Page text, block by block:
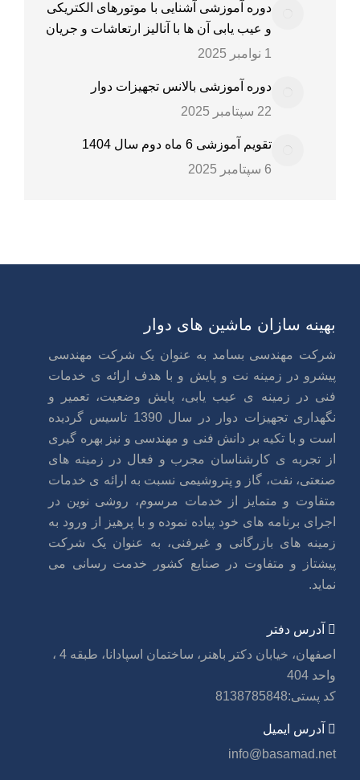
دوره آموزشی آشنایی با موتورهای الکتریکی
و عیب یابی آن ها با آنالیز ارتعاشات و جریان
1 نوامبر 2025
دوره آموزشی بالانس تجهیزات دوار
22 سپتامبر 2025
تقویم آموزشی 6 ماه دوم سال 1404
6 سپتامبر 2025
بهینه سازان ماشین های دوار
شرکت مهندسی بسامد به عنوان یک شرکت مهندسی
پیشرو در زمینه نت و پایش و با هدف ارائه ی خدمات
فنی در زمینه ی عیب یابی، پایش وضعیت، تعمیر و
نگهداری تجهیزات دوار در سال 1390 تاسیس گردیده
است و با تکیه بر دانش فنی و مهندسی و نیز بهره گیری
از تجربه ی کارشناسان مجرب و فعال در زمینه های
صنعتی، نفت، گاز و پتروشیمی نسبت به ارائه ی خدمات
متفاوت و متمایز از خدمات مرسوم، روشی نوین در
اجرای برنامه های خود پیاده نموده و با پرهیز از ورود به
زمینه های بازرگانی و غیرفنی، به عنوان یک شرکت
پیشتاز و متفاوت در صنایع کشور خدمت رسانی می
نماید.
آدرس دفتر
اصفهان، خیابان دکتر باهنر، ساختمان اسپادانا، طبقه 4 ،
واحد 404
کد پستی:8138785848
آدرس ایمیل
info@basamad.net